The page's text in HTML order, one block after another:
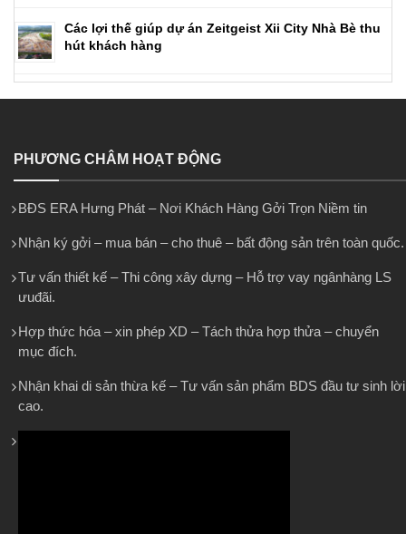
Các lợi thế giúp dự án Zeitgeist Xii City Nhà Bè thu
hút khách hàng
PHƯƠNG CHÂM HOẠT ĐỘNG
BĐS ERA Hưng Phát – Nơi Khách Hàng Gởi Trọn Niềm tin
Nhận ký gởi – mua bán – cho thuê – bất động sản trên toàn quốc.
Tư vấn thiết kế – Thi công xây dựng – Hỗ trợ vay ngânhàng LS
ưuđãi.
Hợp thức hóa – xin phép XD – Tách thửa hợp thửa – chuyển
mục đích.
Nhận khai di sản thừa kế – Tư vấn sản phẩm BDS đầu tư sinh lời
cao.